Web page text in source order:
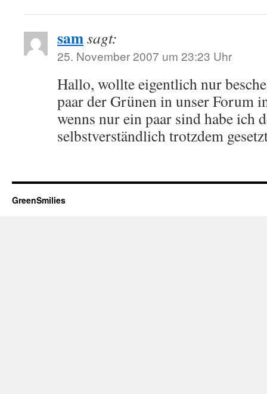
samsagt:
25. November 2007 um 23:23 Uhr
Hallo, wollte eigentlich nur
paar der Grünen in unser Forum
wenns nur ein paar sind habe ich
selbstverständlich trotzdem
GreenSmilies